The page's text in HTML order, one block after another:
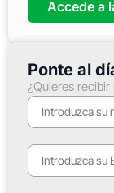
Accede a
Ponte al
¿Quieres